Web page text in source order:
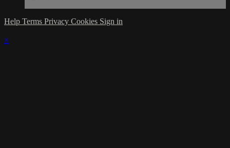
Help Terms Privacy Cookies Sign in
×